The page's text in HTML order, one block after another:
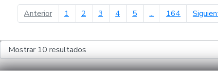
Anteriorpágina anterior
1 2 3 4 5 ... 164